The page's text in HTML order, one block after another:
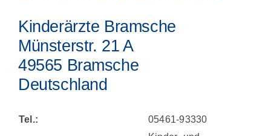
Kinderärzte Bramsche
Münsterstr. 21 A
49565 Bramsche
Deutschland
Tel.: 05461-93330